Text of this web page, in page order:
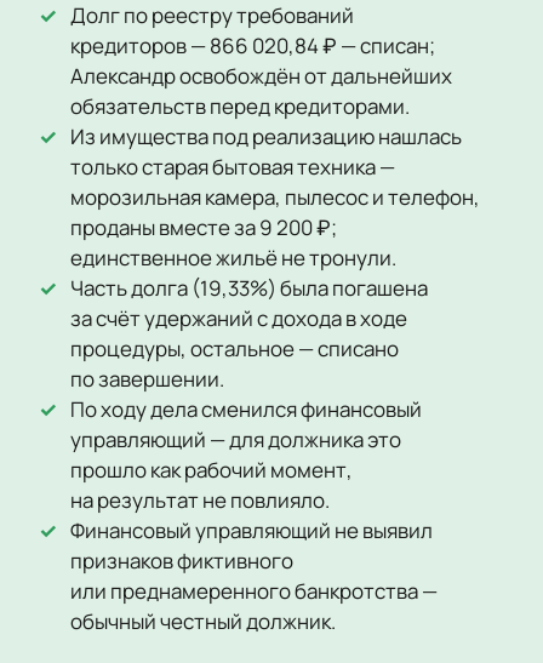
Долг по реестру требований
кредиторов — 866 020,84 ₽ — списан;
Александр освобождён от дальнейших
обязательств перед кредиторами.
Из имущества под реализацию нашлась
только старая бытовая техника —
морозильная камера, пылесос и телефон,
проданы вместе за 9 200 ₽;
единственное жильё не тронули.
Часть долга (19,33%) была погашена
за счёт удержаний с дохода в ходе
процедуры, остальное — списано
по завершении.
По ходу дела сменился финансовый
управляющий — для должника это
прошло как рабочий момент,
на результат не повлияло.
Финансовый управляющий не выявил
признаков фиктивного
или преднамеренного банкротства —
обычный честный должник.